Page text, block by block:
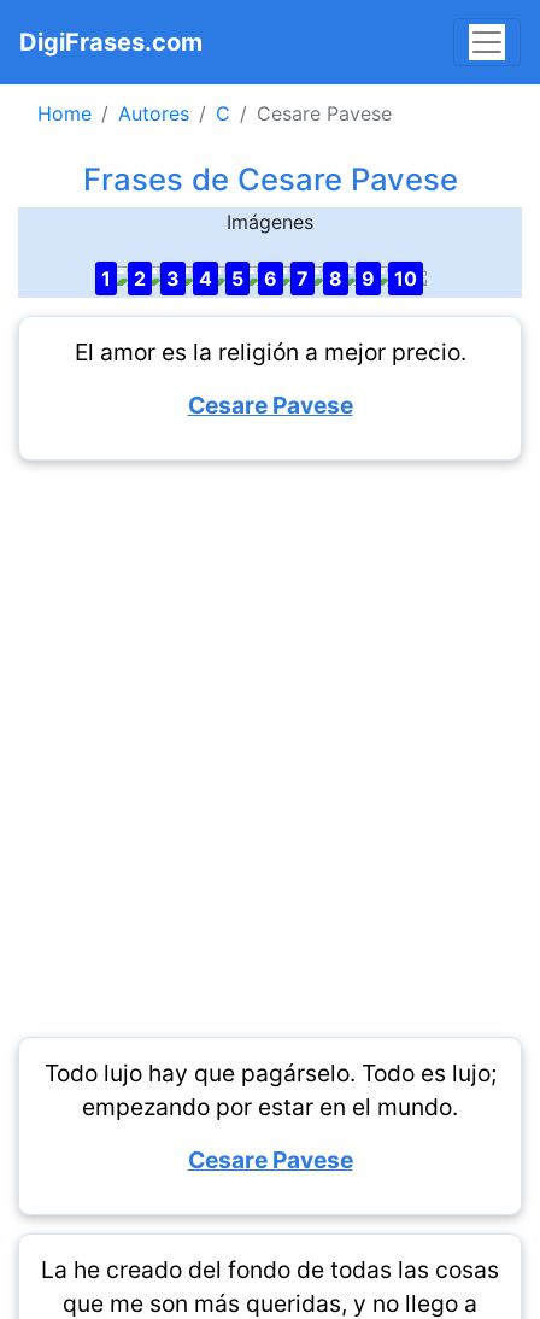
DigiFrases.com
Home Autores C Cesare Pavese
Frases de Cesare Pavese
Imágenes
1 2 3 4 5 6 7 8 9 10
El amor es la religión a mejor precio.
Cesare Pavese
Todo lujo hay que pagárselo. Todo es lujo;
empezando por estar en el mundo.
Cesare Pavese
La he creado del fondo de todas las cosas
que me son más queridas, y no llego a